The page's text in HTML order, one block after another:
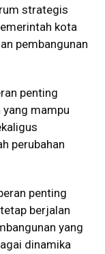
strategis
kota
pembangunan
penting
mampu
perubahan
penting
berjalan
yang
dinamika